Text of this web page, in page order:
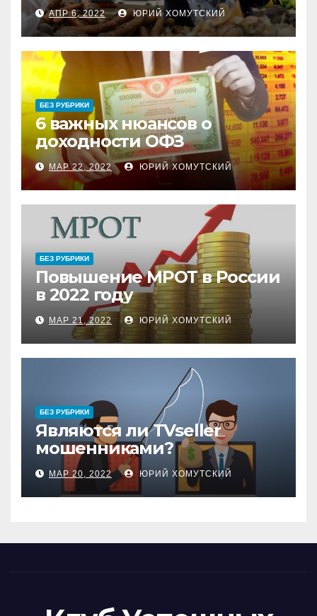
АПР 6, 2022 ЮРИЙ ХОМУТСКИЙ
БЕЗ РУБРИКИ
6 важных нюансов о
доходности ОФЗ
МАР 22, 2022 ЮРИЙ ХОМУТСКИЙ
БЕЗ РУБРИКИ
Повышение МРОТ в России
в 2022 году
МАР 21, 2022 ЮРИЙ ХОМУТСКИЙ
БЕЗ РУБРИКИ
Являются ли TVseller
мошенниками?
МАР 20, 2022 ЮРИЙ ХОМУТСКИЙ